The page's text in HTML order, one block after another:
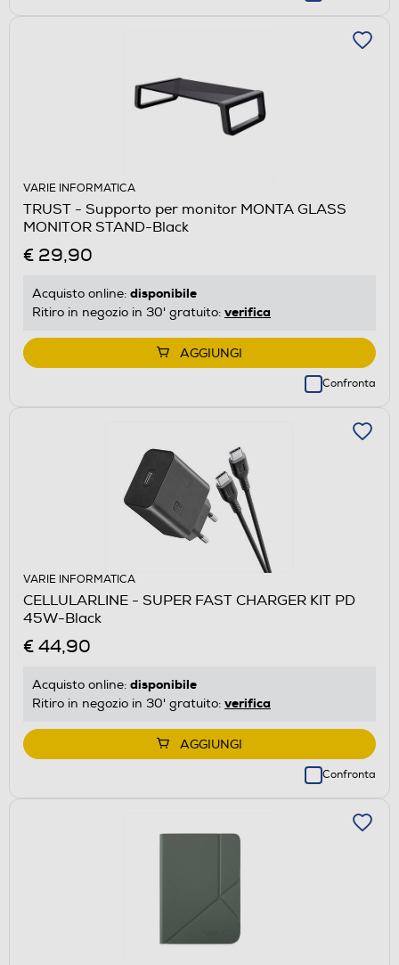
VARIE INFORMATICA
TRUST - Supporto per monitor MONTA GLASS
MONITOR STAND-Black
€ 29,90
Acquisto online: disponibile
Ritiro in negozio in 30' gratuito: verifica
AGGIUNGI
Confronta
VARIE INFORMATICA
CELLULARLINE - SUPER FAST CHARGER KIT PD
45W-Black
€ 44,90
Acquisto online: disponibile
Ritiro in negozio in 30' gratuito: verifica
AGGIUNGI
Confronta